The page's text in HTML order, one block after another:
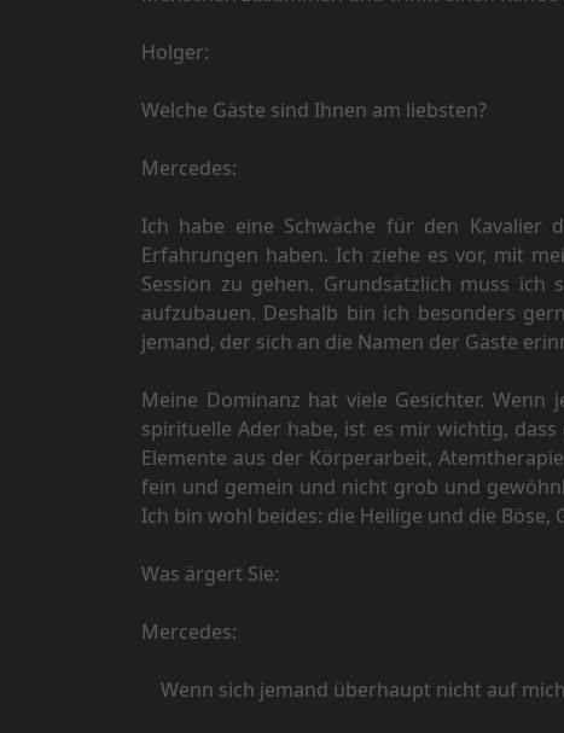
Holger:
Welche Gäste sind Ihnen am liebsten?
Mercedes:
Ich habe eine Schwäche für den Kavalier
Erfahrungen haben. Ich ziehe es vor, mit
Session zu gehen. Grundsätzlich muss
aufzubauen. Deshalb bin ich besonders
jemand, der sich an die Namen der Gäste
Meine Dominanz hat viele Gesichter.
spirituelle Ader habe, ist es mir wichtig,
Elemente aus der Körperarbeit,
fein und gemein und nicht grob und
Ich bin wohl beides: die Heilige und die Böse,
Was ärgert Sie:
Mercedes:
Wenn sich jemand überhaupt nicht auf